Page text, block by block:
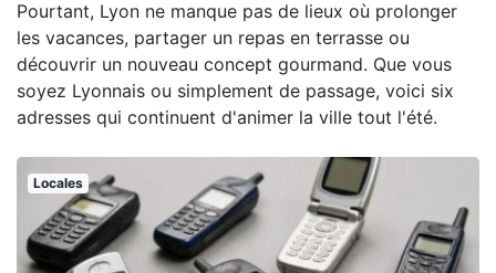
Pourtant, Lyon ne manque pas de lieux où prolonger
les vacances, partager un repas en terrasse ou
découvrir un nouveau concept gourmand. Que vous
soyez Lyonnais ou simplement de passage, voici six
adresses qui continuent d'animer la ville tout l'été.
Locales